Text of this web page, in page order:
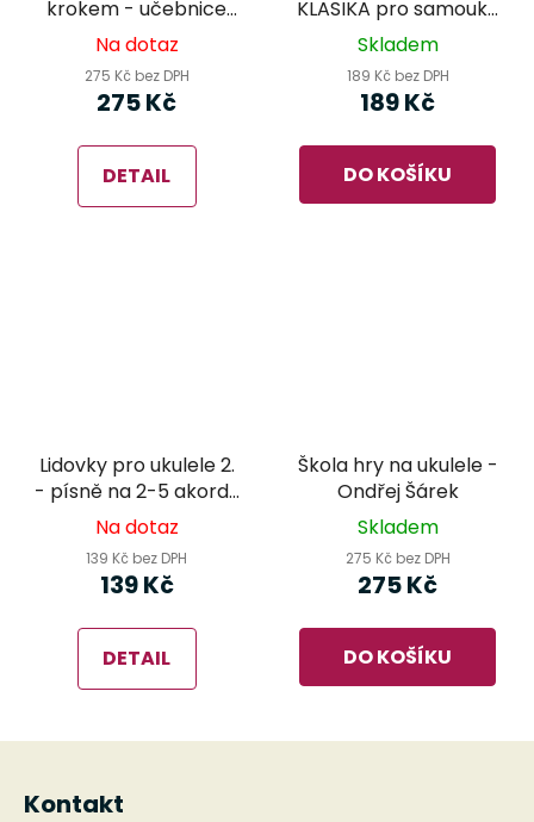
krokem - učebnice
pro začátečníky -
Na dotaz
275 Kč bez DPH
275 Kč
DETAIL
KLASIKA pro samouky
a začátečníky
Skladem
189 Kč bez DPH
189 Kč
DO KOŠÍKU
Lidovky pro ukulele 2.
- písně na 2-5 akordů
- Ondřej Šárek
Na dotaz
139 Kč bez DPH
139 Kč
DETAIL
Škola hry na ukulele -
Ondřej Šárek
Skladem
275 Kč bez DPH
275 Kč
DO KOŠÍKU
Z
Kontakt